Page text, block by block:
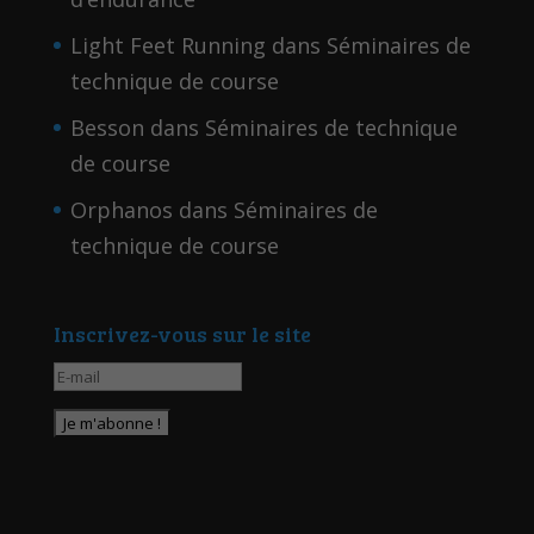
Light Feet Running dans Séminaires de
technique de course
Besson dans Séminaires de technique
de course
Orphanos dans Séminaires de
technique de course
Inscrivez-vous sur le site